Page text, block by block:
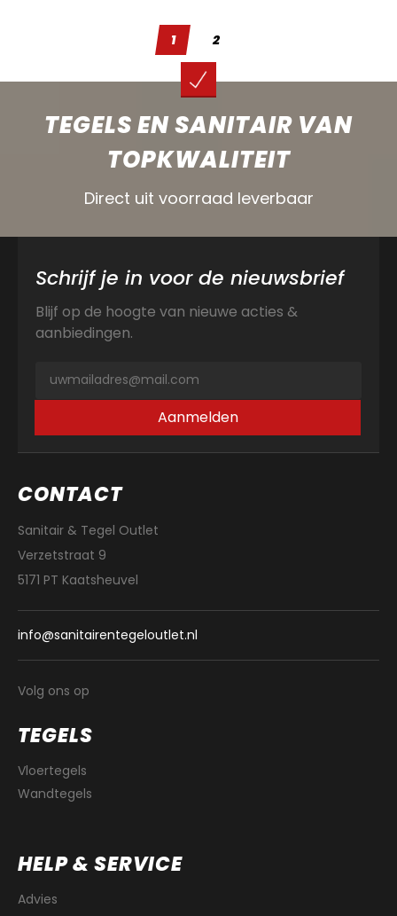
1 2
TEGELS EN SANITAIR VAN
TOPKWALITEIT
Direct uit voorraad leverbaar
Schrijf je in voor de nieuwsbrief
Blijf op de hoogte van nieuwe acties &
aanbiedingen.
Aanmelden
CONTACT
Sanitair & Tegel Outlet
Verzetstraat 9
5171 PT Kaatsheuvel
info@sanitairentegeloutlet.nl
Volg ons op
TEGELS
Vloertegels
Wandtegels
HELP & SERVICE
Advies